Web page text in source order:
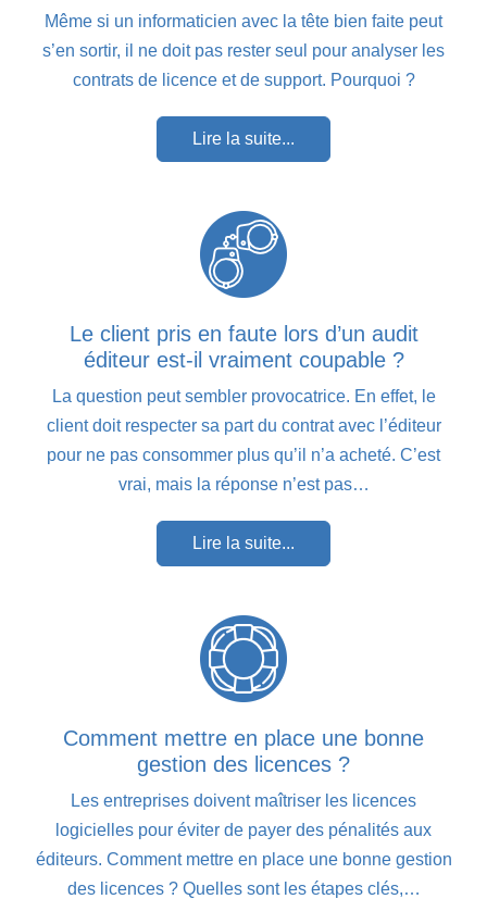
Même si un informaticien avec la tête bien faite peut
s’en sortir, il ne doit pas rester seul pour analyser les
contrats de licence et de support. Pourquoi ?
Lire la suite...
Le client pris en faute lors d’un audit
éditeur est-il vraiment coupable ?
La question peut sembler provocatrice. En effet, le
client doit respecter sa part du contrat avec l’éditeur
pour ne pas consommer plus qu’il n’a acheté. C’est
vrai, mais la réponse n’est pas…
Lire la suite...
Comment mettre en place une bonne
gestion des licences ?
Les entreprises doivent maîtriser les licences
logicielles pour éviter de payer des pénalités aux
éditeurs. Comment mettre en place une bonne gestion
des licences ? Quelles sont les étapes clés,…